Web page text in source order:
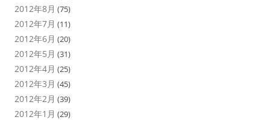
2012年8月 (75)
2012年7月 (11)
2012年6月 (20)
2012年5月 (31)
2012年4月 (25)
2012年3月 (45)
2012年2月 (39)
2012年1月 (29)